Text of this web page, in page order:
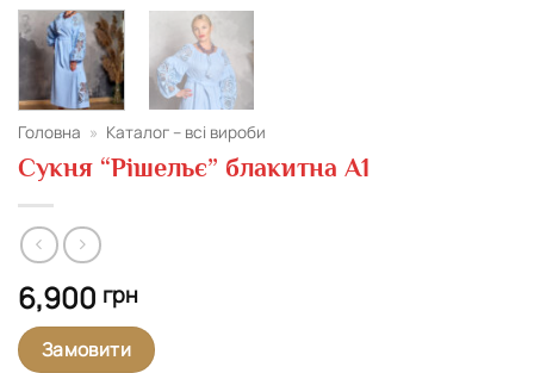
Головна » Каталог – всі вироби
Сукня “Рішельє” блакитна А1
6,900 грн
Замовити